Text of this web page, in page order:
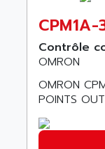
MASAP
BSM SERIE
ACOPIAN
ACOPOS
ACROMAG
ACS
ACS
Contrôle
OMRON
OMRON
POINTS